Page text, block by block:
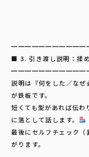
■ 3. 引き渡し説明：揉
説明は『何をした／な
が鉄板です。
短くても型があれば伝わ
に落として話します。
最後にセルフチェック（
がります。